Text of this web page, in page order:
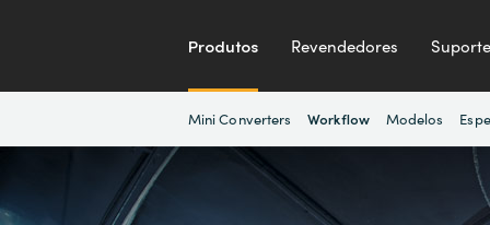
Produtos Revendedores Suporte
Mini Converters Workflow Modelos